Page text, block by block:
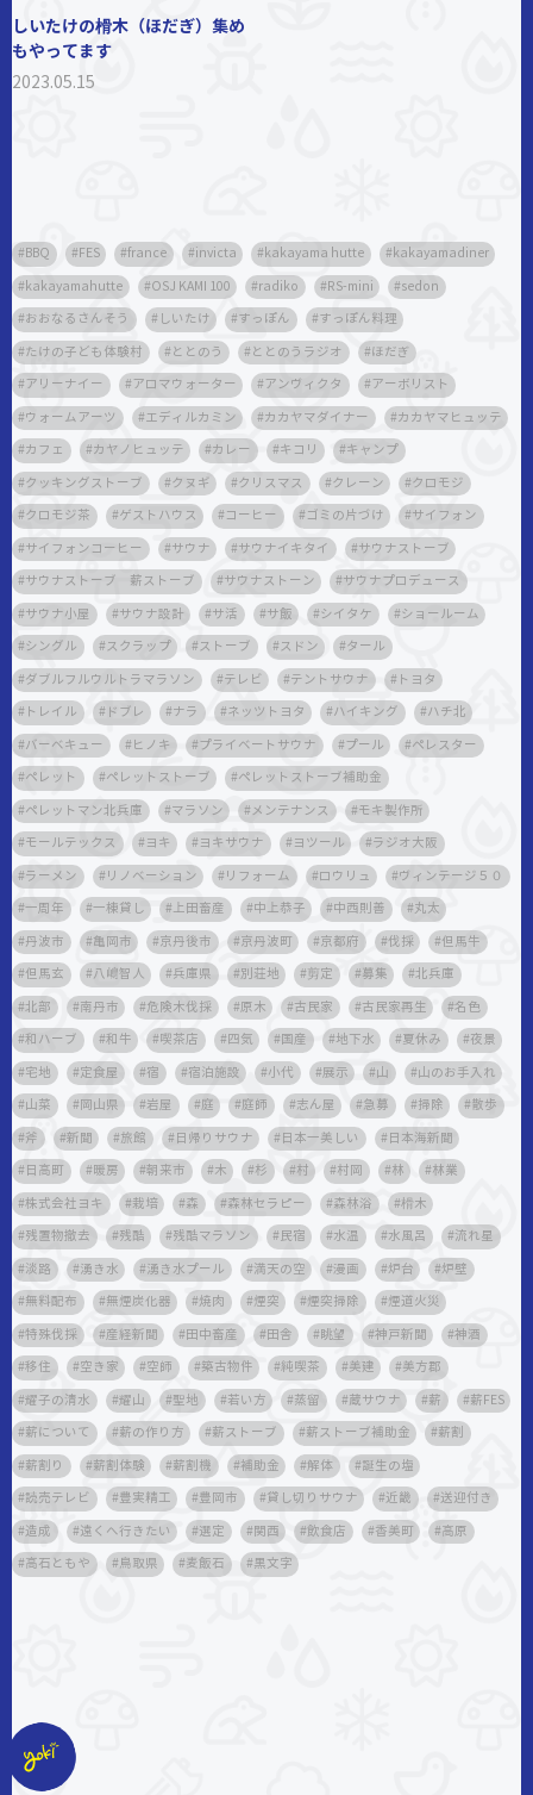
しいたけの榾木（ほだぎ）集め
もやってます
2023.05.15
BBQ FES france invicta kakayama hutte kakayamadiner
kakayamahutte OSJ KAMI 100 radiko RS-mini sedon
おおなるさんそう しいたけ すっぽん すっぽん料理
たけの子ども体験村 ととのう ととのうラジオ ほだぎ
アリーナイー アロマウォーター アンヴィクタ アーボリスト
ウォームアーツ エディルカミン カカヤマダイナー カカヤマヒュッテ
カフェ カヤノヒュッテ カレー キコリ キャンプ
クッキングストーブ クヌギ クリスマス クレーン クロモジ
クロモジ茶 ゲストハウス コーヒー ゴミの片づけ サイフォン
サイフォンコーヒー サウナ サウナイキタイ サウナストーブ
サウナストーブ 薪ストーブ サウナストーン サウナプロデュース
サウナ小屋 サウナ設計 サ活 サ飯 シイタケ ショールーム
シングル スクラップ ストーブ スドン タール
ダブルフルウルトラマラソン テレビ テントサウナ トヨタ
トレイル ドブレ ナラ ネッツトヨタ ハイキング ハチ北
バーベキュー ヒノキ プライベートサウナ プール ペレスター
ペレット ペレットストーブ ペレットストーブ補助金
ペレットマン北兵庫 マラソン メンテナンス モキ製作所
モールテックス ヨキ ヨキサウナ ヨツール ラジオ大阪
ラーメン リノベーション リフォーム ロウリュ ヴィンテージ５０
一周年 一棟貸し 上田畜産 中上恭子 中西則善 丸太
丹波市 亀岡市 京丹後市 京丹波町 京都府 伐採 但馬牛
但馬玄 八嶋智人 兵庫県 別荘地 剪定 募集 北兵庫
北部 南丹市 危険木伐採 原木 古民家 古民家再生 名色
和ハーブ 和牛 喫茶店 四気 国産 地下水 夏休み 夜景
宅地 定食屋 宿 宿泊施設 小代 展示 山 山のお手入れ
山菜 岡山県 岩屋 庭 庭師 志ん屋 急募 掃除 散歩
斧 新聞 旅館 日帰りサウナ 日本一美しい 日本海新聞
日高町 暖房 朝来市 木 杉 村 村岡 林 林業
株式会社ヨキ 栽培 森 森林セラピー 森林浴 榾木
残置物撤去 残酷 残酷マラソン 民宿 水温 水風呂 流れ星
淡路 湧き水 湧き水プール 満天の空 漫画 炉台 炉壁
無料配布 無煙炭化器 焼肉 煙突 煙突掃除 煙道火災
特殊伐採 産経新聞 田中畜産 田舎 眺望 神戸新聞 神酒
移住 空き家 空師 築古物件 純喫茶 美建 美方郡
耀子の清水 耀山 聖地 若い方 蒸留 蔵サウナ 薪 薪FES
薪について 薪の作り方 薪ストーブ 薪ストーブ補助金 薪割
薪割り 薪割体験 薪割機 補助金 解体 誕生の塩
読売テレビ 豊実精工 豊岡市 貸し切りサウナ 近畿 送迎付き
造成 遠くへ行きたい 選定 関西 飲食店 香美町 高原
高石ともや 鳥取県 麦飯石 黒文字